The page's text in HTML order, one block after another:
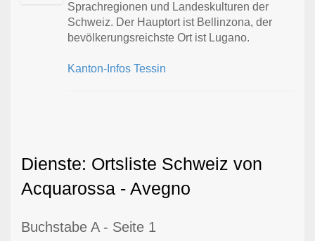
Sprachregionen und Landeskulturen der
Schweiz. Der Hauptort ist Bellinzona, der
bevölkerungsreichste Ort ist Lugano.
Kanton-Infos Tessin
Dienste: Ortsliste Schweiz von
Acquarossa - Avegno
Buchstabe A - Seite 1